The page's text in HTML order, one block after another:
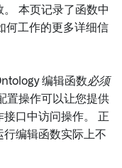
本页记录了函数中
何工作的更多详细信
编辑函数必须
置操作可以让您提供
口中访问操作。 正
编辑函数实际上不